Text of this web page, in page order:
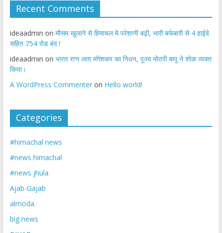
Recent Comments
ideaadmin on मौसम खुलाने से हिमाचल मे परेशानी बढ़ी, भारी बर्फबारी से 4 हाईवे
सहित 754 रोड बंद !
ideaadmin on भारत रत्न लता मंगेशकर का निधन, पूज्य मोरारी बापू ने शोक व्यक्त
किया।
A WordPress Commenteron Hello world!
Categories
#himachal news
#news himachal
#news jhula
Ajab-Gajab
almoda.
big news